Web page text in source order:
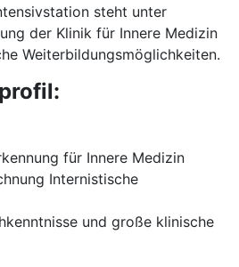
steht unter
der Klinik für Innere Medizin
Weiterbildungsmöglichkeiten.
für Innere Medizin
Internistische
und große klinische